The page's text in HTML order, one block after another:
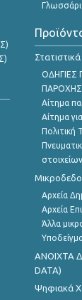
ΟΔΗΓΙΕΣ
ΠΑΡΟΧΗΣ
Αίτημα
Αίτημα
Πολιτική
στοιχείων
Αρχεία
Αρχεία
Άλλα
ANOIXTA
DATA)
Ψηφιακά